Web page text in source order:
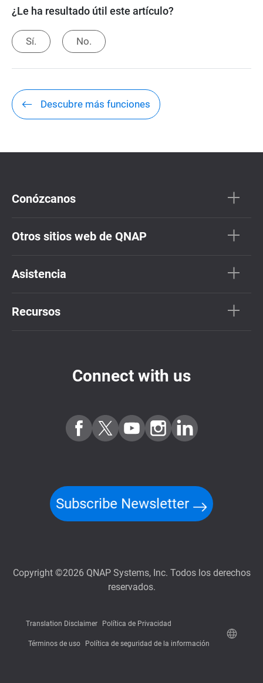
¿Le ha resultado útil este artículo?
Sí. No.
Descubre más funciones
Conózcanos
Otros sitios web de QNAP
Asistencia
Recursos
Connect with us
Subscribe Newsletter
Copyright ©2026 QNAP Systems, Inc. Todos los derechos
reservados.
Translation Disclaimer Política de Privacidad
Términos de uso Política de seguridad de la información